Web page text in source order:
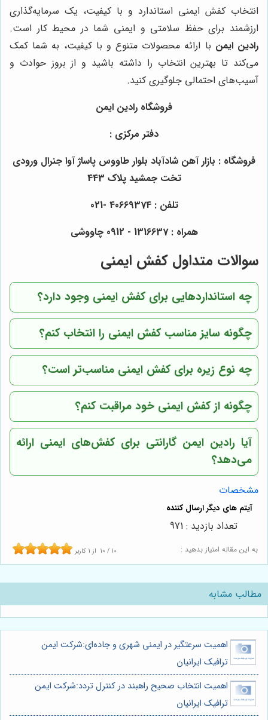
انتخاب کفش ایمنی استاندارد و با کیفیت، یک سرمایه‌گذاری
ارزشمند برای حفظ سلامتی و ایمنی شما در محیط کار است.
رادین ایمن با ارائه محصولات متنوع و با کیفیت، به شما کمک
می‌کند تا بهترین انتخاب را داشته باشید و از بروز حوادث و
آسیب‌های احتمالی جلوگیری کنید.
فروشگاه رادین ایمن
دفتر مرکزی :
فروشگاه : بازار آهن شادآباد بلوار طاووس پاساژ آوا جنرال ورودی
تخت جمشید پلاک 443
تلفن : 40669374 -021
همراه : 1316637 - 0912 چاووشی
سوالات متداول کفش ایمنی
چه استانداردهایی برای کفش ایمنی وجود دارد؟
چگونه سایز مناسب کفش ایمنی را انتخاب کنم؟
چه نوع زیره برای کفش ایمنی مناسب‌تر است؟
چگونه از کفش ایمنی خود مراقبت کنم؟
آیا رادین ایمن گارانتی برای کفش‌های ایمنی ارائه
می‌دهد؟
مشخصات
به این مقاله امتیاز بدهید : 10 / 10 از 1 کاربر
تعداد بازدید : 971
مطالب مشابه
اهمیت سرعتگیر در ایمنی شهری و جاده‌ای:شرکت ایمن
ترافیک ایرانیان
اهمیت انتخاب صحیح راهبند در کنترل تردد:شرکت ایمن
ترافیک ایرانیان